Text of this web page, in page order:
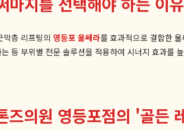
층 리프팅의 영등포 울쎄라를 효과적으로 결합한
등 부위별 전문 솔루션을 적용하여 시너지 효과
즈의원 영등포점의 '골든